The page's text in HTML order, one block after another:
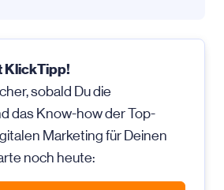
KlickTipp!
sobald Du die
das Know-how der Top-
Marketing für Deinen
noch heute: